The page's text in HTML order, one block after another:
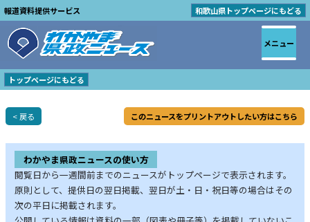
報道資料提供サービス 和歌山県トップページにもどる
トップページにもどる
< 戻る このニュースをプリントアウトしたい方はこちら
わかやま県政ニュースの使い方
閲覧日から一週間前までのニュースがトップページで表示されます。
原則として、提供日の翌日掲載、翌日が土・日・祝日等の場合はその
次の平日に掲載されます。
メニュー